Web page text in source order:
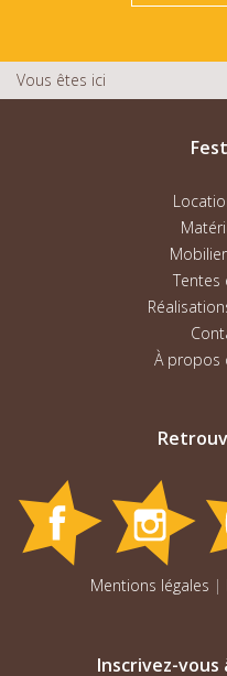
Vous êtes ici
Tentes
À propos
Mentions légales |
Inscrivez-